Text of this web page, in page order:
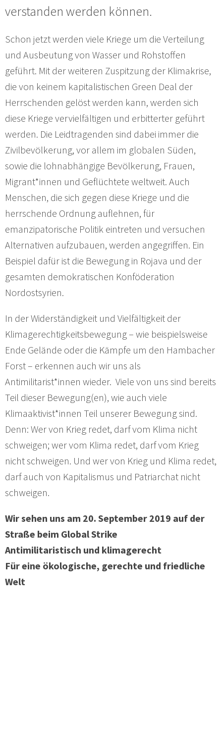
verstanden werden können.
Schon jetzt werden viele Kriege um die Verteilung
und Ausbeutung von Wasser und Rohstoffen
geführt. Mit der weiteren Zuspitzung der Klimakrise,
die von keinem kapitalistischen Green Deal der
Herrschenden gelöst werden kann, werden sich
diese Kriege vervielfältigen und erbitterter geführt
werden. Die Leidtragenden sind dabei immer die
Zivilbevölkerung, vor allem im globalen Süden,
sowie die lohnabhängige Bevölkerung, Frauen,
Migrant*innen und Geflüchtete weltweit. Auch
Menschen, die sich gegen diese Kriege und die
herrschende Ordnung auflehnen, für
emanzipatorische Politik eintreten und versuchen
Alternativen aufzubauen, werden angegriffen. Ein
Beispiel dafür ist die Bewegung in Rojava und der
gesamten demokratischen Konföderation
Nordostsyrien.
In der Widerständigkeit und Vielfältigkeit der
Klimagerechtigkeitsbewegung – wie beispielsweise
Ende Gelände oder die Kämpfe um den Hambacher
Forst – erkennen auch wir uns als
Antimilitarist*innen wieder. Viele von uns sind bereits
Teil dieser Bewegung(en), wie auch viele
Klimaaktivist*innen Teil unserer Bewegung sind.
Denn: Wer von Krieg redet, darf vom Klima nicht
schweigen; wer vom Klima redet, darf vom Krieg
nicht schweigen. Und wer von Krieg und Klima redet,
darf auch von Kapitalismus und Patriarchat nicht
schweigen.
Wir sehen uns am 20. September 2019 auf der
Straße beim Global Strike
Antimilitaristisch und klimagerecht
Für eine ökologische, gerechte und friedliche
Welt